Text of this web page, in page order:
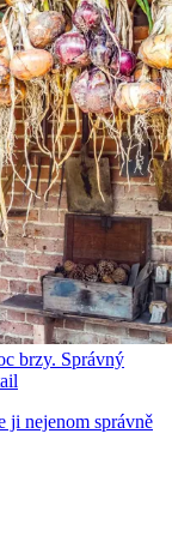
brzy. Správný
ji nejenom správně